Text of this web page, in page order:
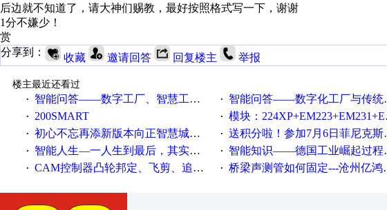
后边就不知道了，请大神们赐教，最好按照格式写一下，谢谢
1分不嫌少！
赏
分享到：
收藏 邀请回答 回复楼主 举报
楼主最近还看过
·
智能问答——数字工厂、智慧工厂和智能制造三者的区别是什么？ · 智能问答——数字化工厂与传统工厂的差别体现在哪里？
· 200SMART · 模块：224XP+EM223+EM231+EM235+EM232+EM232怎么用以太网通讯？
· 初心不忘再添新版本向正智慧城市云展厅3.0版亮相 · 送积分啦！参加7月6日菲尼克斯在线研讨会即得
· 智能人生—一人生到最后，其实拼的都是人品 · 智能知识——德国工业崛起过程中不得不提的10个关键词
· CAM控制器凸轮邦定、飞剪、追剪等C功能块 · 桥梁声测管如何固定---沧州亿鸿声测管